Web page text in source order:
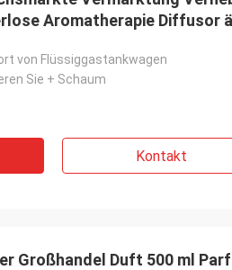
Aromatherapie Diffusor
von Flüssiggastankwagen
Sie + Schaum
Kontakt
Großhandel Duft 500 ml